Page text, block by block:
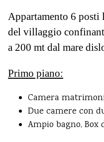
Appartamento 6 posti
del villaggio
a 200 mt dal mare
Primo piano:
Camera
Due camere con
Ampio bagno, Box